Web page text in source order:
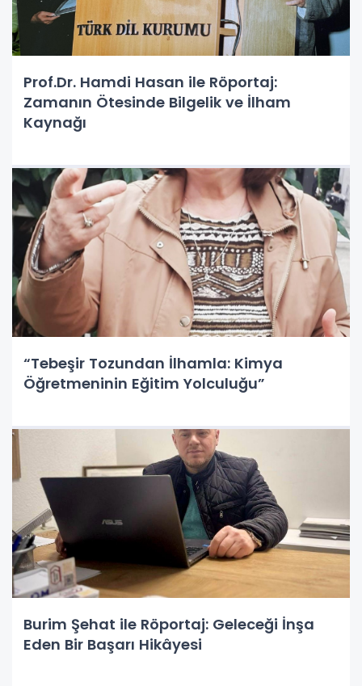
Prof.Dr. Hamdi Hasan ile Röportaj:
Zamanın Ötesinde Bilgelik ve İlham
Kaynağı
“Tebeşir Tozundan İlhamla: Kimya
Öğretmeninin Eğitim Yolculuğu”
Burim Şehat ile Röportaj: Geleceği İnşa
Eden Bir Başarı Hikâyesi